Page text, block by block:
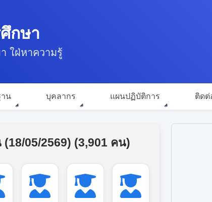
กษา
ฝ่หาความรู้
บุคลากร แผนปฏิบัติการ ติดต่อ
05/2569) (3,901 คน)